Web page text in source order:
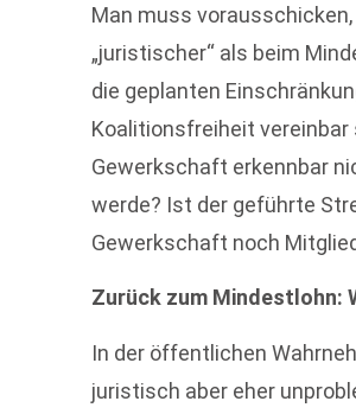
Man muss
„juristischer“ als beim
die geplanten
Koalitionsfreiheit vereinbar
Gewerkschaft erkennbar
werde? Ist der geführte
Gewerkschaft noch
Zurück zum Mindestlohn:
In der öffentlichen
juristisch aber eher